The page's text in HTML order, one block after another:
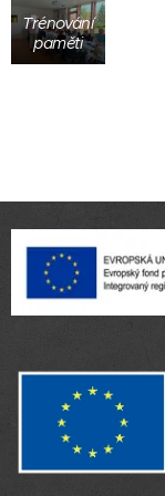
Trénování
paměti